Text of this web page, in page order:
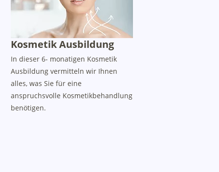
Kosmetik Ausbildung
In dieser 6- monatigen Kosmetik
Ausbildung vermitteln wir Ihnen
alles, was Sie für eine
anspruchsvolle Kosmetikbehandlung
benötigen.